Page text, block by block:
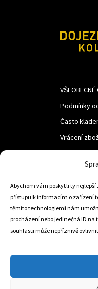
Abychom vám poskytli ty
přístupu k informacím o zařízení
těmito technologiemi nám
procházení nebo jedinečná ID na
souhlasu může nepříznivě
Podmínky
Často
Vrácení
LUF s.r.o.
Nám.
Trstená